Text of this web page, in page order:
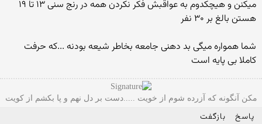
میکنن و هیچکدوم به عواقبش فکر نکردن همه در رنج سنی ۱۳ تا ۱۹
هستن بالغ بر ۳۰ نفر
شما همواره میگی بد دهنی جامعه بخاطر شیعه بودنه ...که حرفت
کاملا بی پایه است
مکن آنگونه که آزرده شوم از خویت .....دست بر دل نهم و پا بکشم از کویت
پاسخ بازگفت